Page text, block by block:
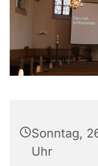
Sonntag,
Uhr